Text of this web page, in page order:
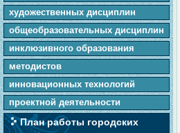
художественных дисциплин
общеобразовательных дисциплин
инклюзивного образования
методистов
инновационных технологий
проектной деятельности
План работы городских